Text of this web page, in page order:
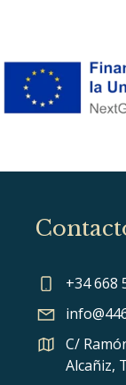
+34 668
C/
Alcañiz,